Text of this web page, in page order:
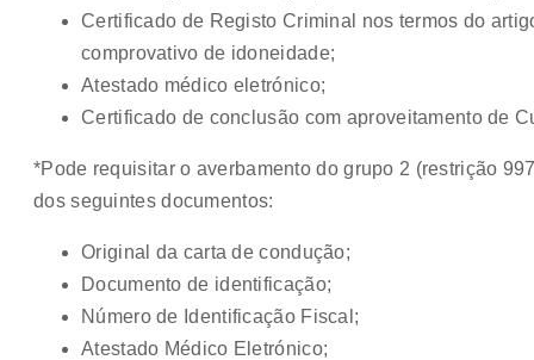
Certificado de Registo Criminal nos termos do
comprovativo de idoneidade;
Atestado médico eletrónico;
Certificado de conclusão com aproveitamento de
*Pode requisitar o averbamento do grupo 2 (restrição
dos seguintes documentos:
Original da carta de condução;
Documento de identificação;
Número de Identificação Fiscal;
Atestado Médico Eletrónico;